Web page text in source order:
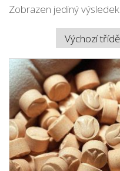
Zobrazen jediný výsledek